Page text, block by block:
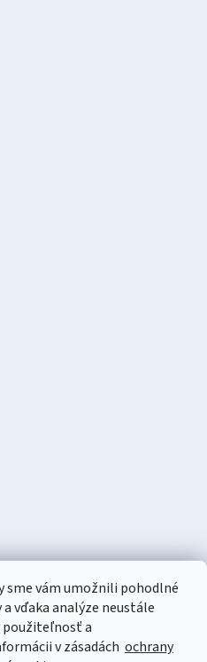
sme vám umožnili pohodlné
vďaka analýze neustále
použiteľnosť a
v zásadách ochrany